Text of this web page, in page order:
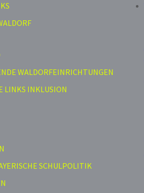
WALDORFEINRICHTUNGEN
LINKS INKLUSION
SCHULPOLITIK